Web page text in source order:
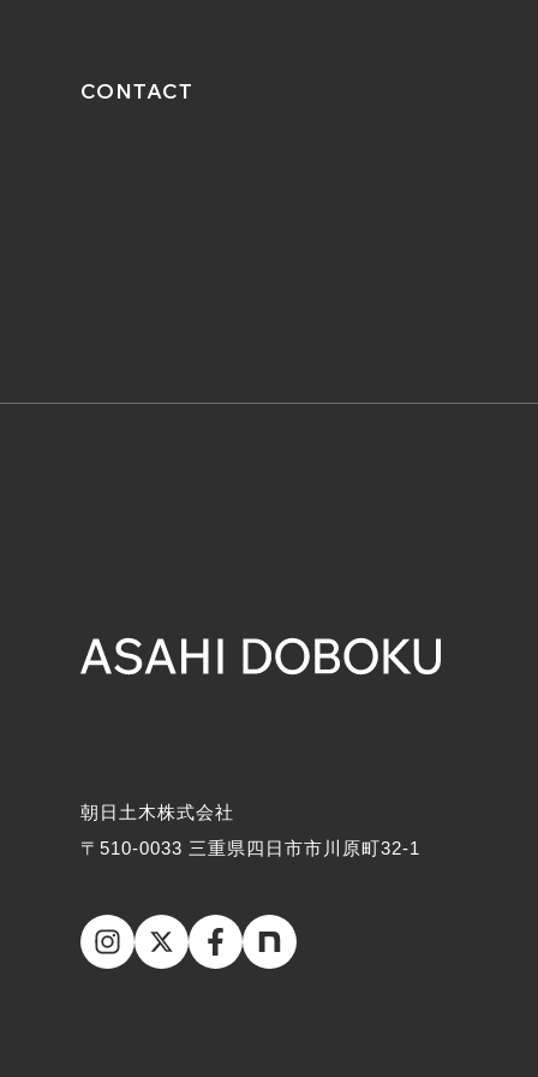
CONTACT
朝日土木株式会社
〒510-0033 三重県四日市市川原町32-1